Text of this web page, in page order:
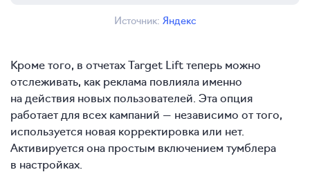
Источник: Яндекс
Кроме того, в отчетах Target Lift теперь можно
отслеживать, как реклама повлияла именно
на действия новых пользователей. Эта опция
работает для всех кампаний — независимо от того,
используется новая корректировка или нет.
Активируется она простым включением тумблера
в настройках.